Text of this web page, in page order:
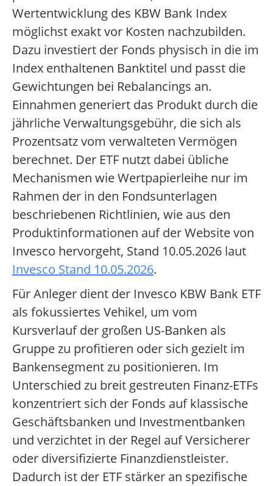
Wertentwicklung des KBW Bank Index
möglichst exakt vor Kosten nachzubilden.
Dazu investiert der Fonds physisch in die im
Index enthaltenen Banktitel und passt die
Gewichtungen bei Rebalancings an.
Einnahmen generiert das Produkt durch die
jährliche Verwaltungsgebühr, die sich als
Prozentsatz vom verwalteten Vermögen
berechnet. Der ETF nutzt dabei übliche
Mechanismen wie Wertpapierleihe nur im
Rahmen der in den Fondsunterlagen
beschriebenen Richtlinien, wie aus den
Produktinformationen auf der Website von
Invesco hervorgeht, Stand 10.05.2026 laut
Invesco Stand 10.05.2026.
Für Anleger dient der Invesco KBW Bank ETF
als fokussiertes Vehikel, um vom
Kursverlauf der großen US-Banken als
Gruppe zu profitieren oder sich gezielt im
Bankensegment zu positionieren. Im
Unterschied zu breit gestreuten Finanz-ETFs
konzentriert sich der Fonds auf klassische
Geschäftsbanken und Investmentbanken
und verzichtet in der Regel auf Versicherer
oder diversifizierte Finanzdienstleister.
Dadurch ist der ETF stärker an spezifische